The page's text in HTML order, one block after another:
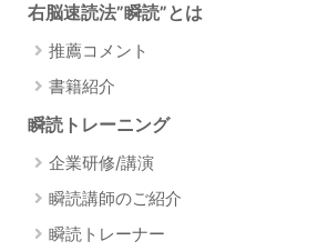
右脳速読法”瞬読”とは
推薦コメント
書籍紹介
瞬読トレーニング
企業研修/講演
瞬読講師のご紹介
瞬読トレーナー